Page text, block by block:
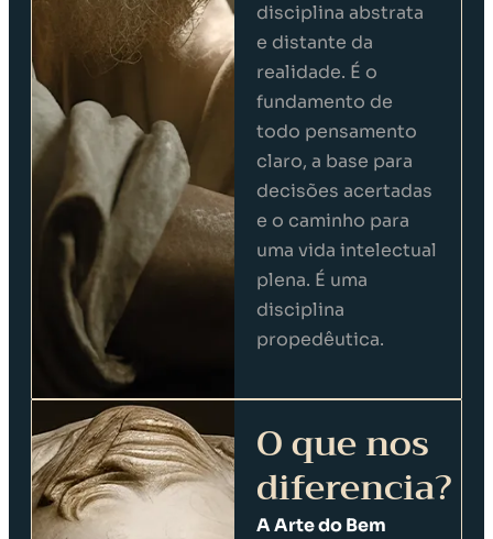
disciplina abstrata
e distante da
realidade. É o
fundamento de
todo pensamento
claro, a base para
decisões acertadas
e o caminho para
uma vida intelectual
plena. É uma
disciplina
propedêutica.
O que nos
diferencia?
AArte do Bem